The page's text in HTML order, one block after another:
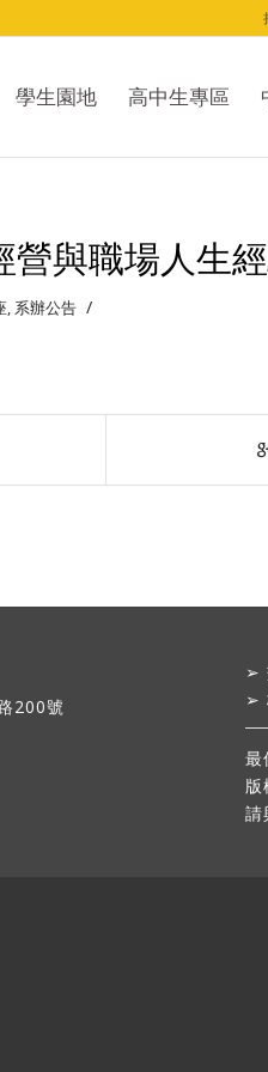
學生園地 高中生專區
營與職場人生
, 系辦公告 /
200號
➢
➢
最
版
請